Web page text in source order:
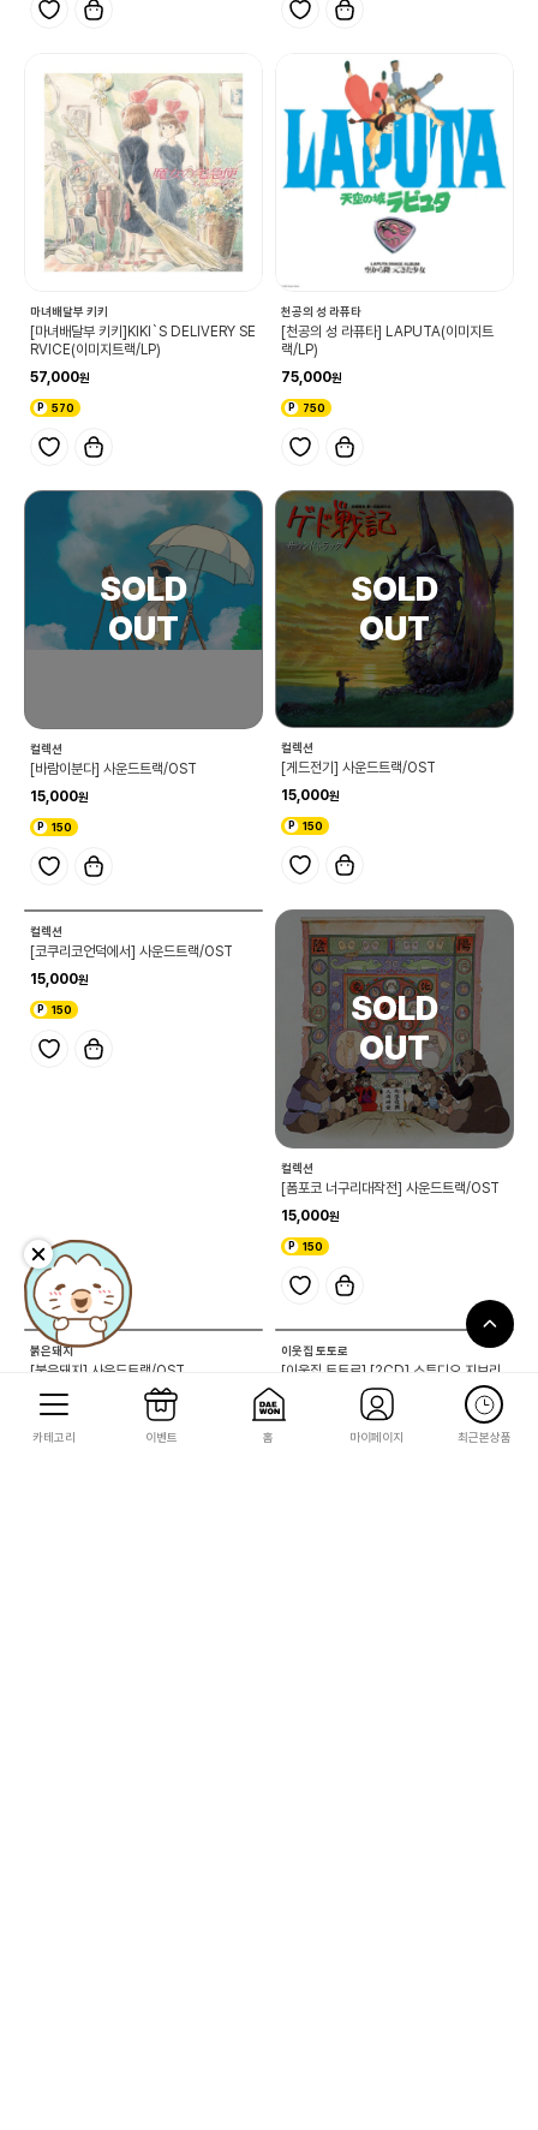
마녀배달부 키키
[마녀배달부 키키]KIKI`S DELIVERY SE
RVICE(이미지트랙/LP)
57,000
570
천공의 성 라퓨타
[천공의 성 라퓨타] LAPUTA(이미지트
랙/LP)
75,000
750
컬렉션
[바람이분다] 사운드트랙/OST
15,000
150
컬렉션
[게드전기] 사운드트랙/OST
15,000
150
150
컬렉션
[폼포코 너구리대작전] 사운드트랙/OST
15,000
150
카테고리 이벤트 홈 마이페이지 최근본상품